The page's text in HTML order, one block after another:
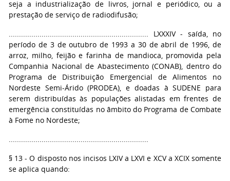
seja a industrialização de livros, jornal e periódico, ou a
prestação de serviço de radiodifusão;
.................................................................... LXXXIV - saída, no
período de 3 de outubro de 1993 a 30 de abril de 1996, de
arroz, milho, feijão e farinha de mandioca, promovida pela
Companhia Nacional de Abastecimento (CONAB), dentro do
Programa de Distribuição Emergencial de Alimentos no
Nordeste Semi-Árido (PRODEA), e doadas à SUDENE para
serem distribuídas às populações alistadas em frentes de
emergência constituídas no âmbito do Programa de Combate
à Fome no Nordeste;
....................................................................
§ 13 - O disposto nos incisos LXIV a LXVI e XCV a XCIX somente
se aplica quando: